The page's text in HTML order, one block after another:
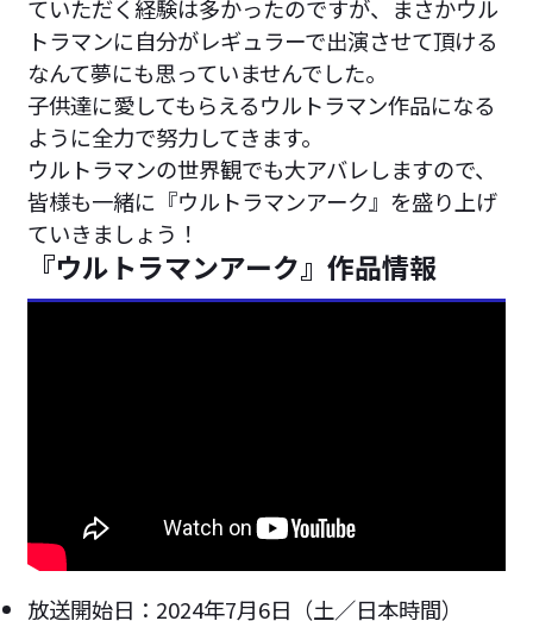
ていただく経験は多かったのですが、まさかウル
トラマンに自分がレギュラーで出演させて頂ける
なんて夢にも思っていませんでした。
子供達に愛してもらえるウルトラマン作品になる
ように全力で努力してきます。
ウルトラマンの世界観でも大アバレしますので、
皆様も一緒に『ウルトラマンアーク』を盛り上げ
ていきましょう！
『ウルトラマンアーク』作品情報
放送開始日：2024年7月6日（土／日本時間）